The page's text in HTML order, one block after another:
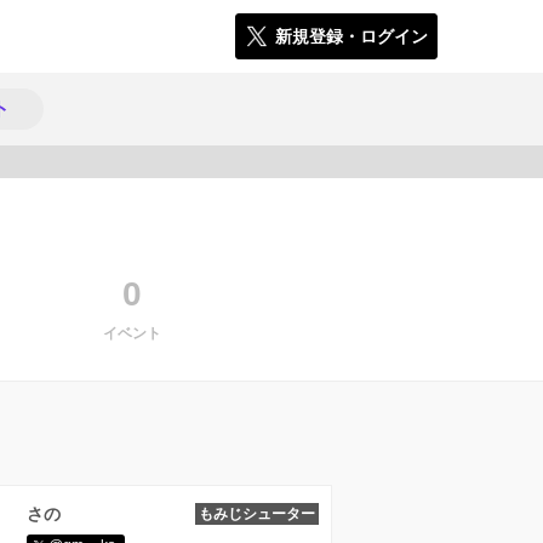
新規登録・ログイン
0
イベント
さの
もみじシューター